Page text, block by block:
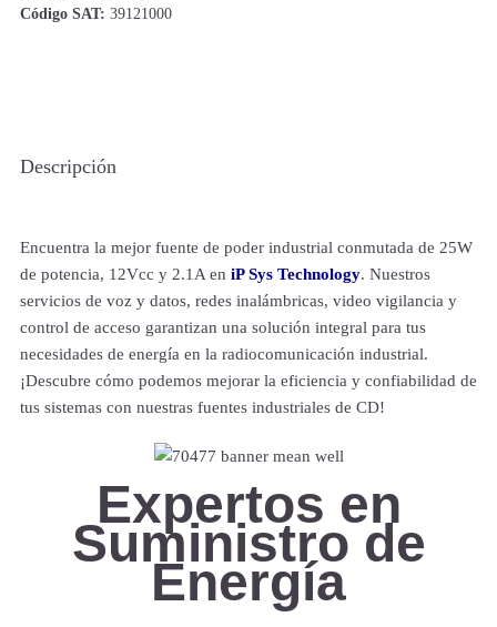
Código SAT: 39121000
Descripción
Encuentra la mejor fuente de poder industrial conmutada de 25W
de potencia, 12Vcc y 2.1A en iP Sys Technology. Nuestros
servicios de voz y datos, redes inalámbricas, video vigilancia y
control de acceso garantizan una solución integral para tus
necesidades de energía en la radiocomunicación industrial.
¡Descubre cómo podemos mejorar la eficiencia y confiabilidad de
tus sistemas con nuestras fuentes industriales de CD!
Expertos en
Suministro de
Energía